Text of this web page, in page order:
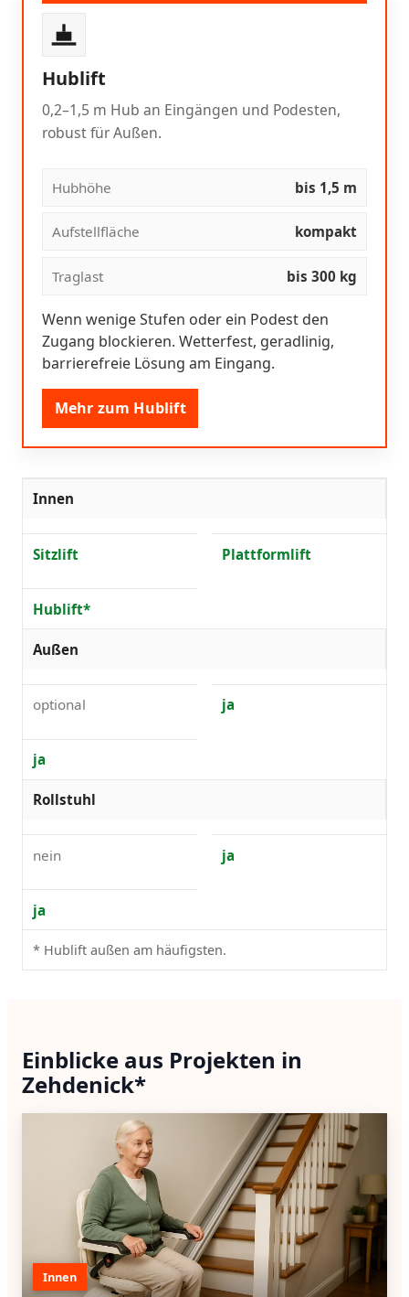
Hublift
0,2–1,5 m Hub an Eingängen und Podesten,
robust für Außen.
Hubhöhe bis 1,5 m
Aufstellfläche kompakt
Traglast bis 300 kg
Wenn wenige Stufen oder ein Podest den
Zugang blockieren. Wetterfest, geradlinig,
barrierefreie Lösung am Eingang.
Mehr zum Hublift
Innen
Sitzlift Plattformlift
Hublift*
Außen
optional ja
ja
Rollstuhl
nein ja
ja
* Hublift außen am häufigsten.
Einblicke aus Projekten in
Zehdenick*
Innen